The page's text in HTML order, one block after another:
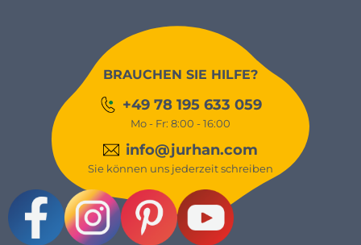
BRAUCHEN SIE HILFE?
+49 78 195 633 059
Mo - Fr: 8:00 - 16:00
info@jurhan.com
Sie können uns jederzeit schreiben